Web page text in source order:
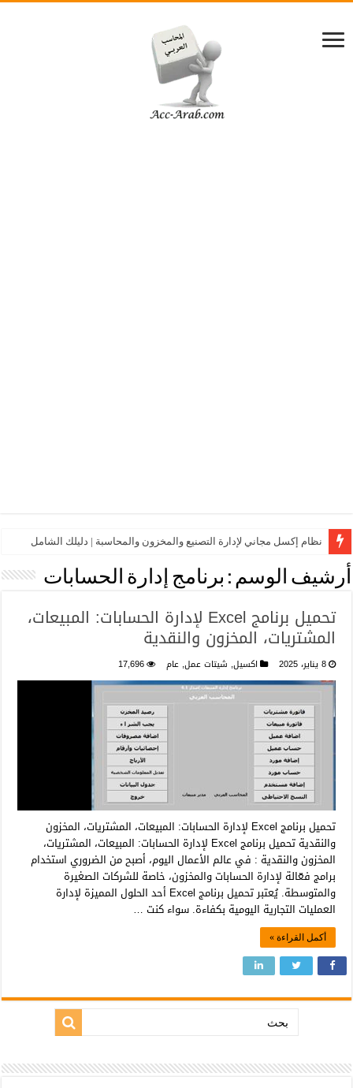
نظام إكسل مجاني لإدارة التصنيع والمخزون والمحاسبة | دليلك الشامل
أرشيف الوسم : برنامج إدارة الحسابات
تحميل برنامج Excel لإدارة الحسابات: المبيعات،
المشتريات، المخزون والنقدية
8 يناير، 2025 اكسيل, شيتات عمل, عام 17,696
تحميل برنامج Excel لإدارة الحسابات: المبيعات، المشتريات، المخزون
والنقدية تحميل برنامج Excel لإدارة الحسابات: المبيعات، المشتريات،
المخزون والنقدية : في عالم الأعمال اليوم، أصبح من الضروري استخدام
برامج فعّالة لإدارة الحسابات والمخزون، خاصة للشركات الصغيرة
والمتوسطة. يُعتبر تحميل برنامج Excel أحد الحلول المميزة لإدارة
العمليات التجارية اليومية بكفاءة. سواء كنت …
أكمل القراءة »
بحث: